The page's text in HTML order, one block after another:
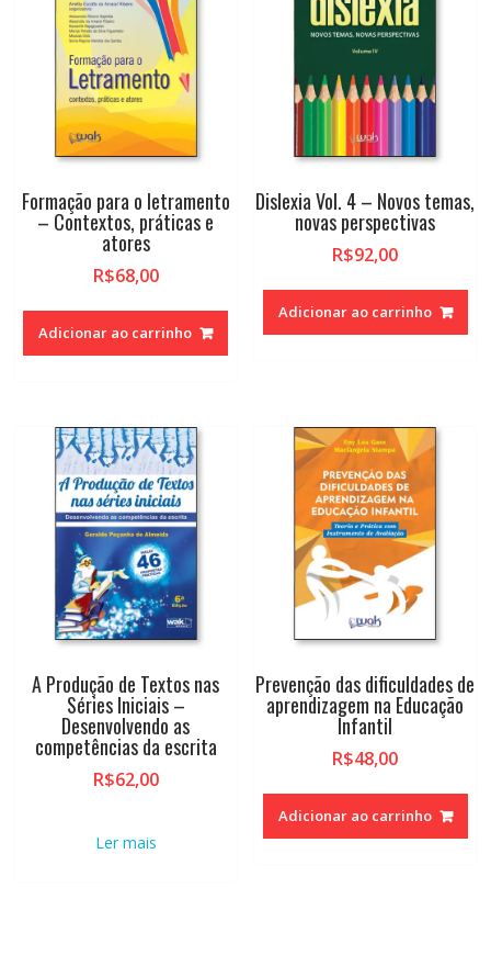
Formação para o letramento
– Contextos, práticas e
atores
R$68,00
Adicionar ao carrinho
Dislexia Vol. 4 – Novos temas,
novas perspectivas
R$92,00
Adicionar ao carrinho
A Produção de Textos nas
Séries Iniciais –
Desenvolvendo as
competências da escrita
R$62,00
Ler mais
Prevenção das dificuldades de
aprendizagem na Educação
Infantil
R$48,00
Adicionar ao carrinho